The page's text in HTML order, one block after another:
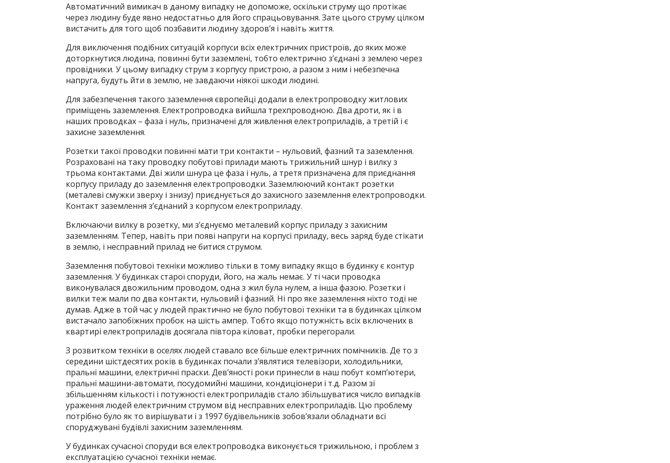
Автоматичний вимикач в даному випадку не допоможе, оскільки струму що протікає
через людину буде явно недостатньо для його спрацьовування. Зате цього струму цілком
вистачить для того щоб позбавити людину здоров’я і навіть життя.
Для виключення подібних ситуацій корпуси всіх електричних пристроїв, до яких може
доторкнутися людина, повинні бути заземлені, тобто електрично з’єднані з землею через
провідники. У цьому випадку струм з корпусу пристрою, а разом з ним і небезпечна
напруга, будуть йти в землю, не завдаючи ніякої шкоди людині.
Для забезпечення такого заземлення європейці додали в електропроводку житлових
приміщень заземлення. Електропроводка вийшла трехпроводною. Два дроти, як і в
наших проводках – фаза і нуль, призначені для живлення електроприладів, а третій і є
захисне заземлення.
Розетки такої проводки повинні мати три контакти – нульовий, фазний та заземлення.
Розраховані на таку проводку побутові прилади мають трижильний шнур і вилку з
трьома контактами. Дві жили шнура це фаза і нуль, а третя призначена для приєднання
корпусу приладу до заземлення електропроводки. Заземлюючий контакт розетки
(металеві смужки зверху і знизу) приєднується до захисного заземлення електропроводки.
Контакт заземлення з’єднаний з корпусом електроприладу.
Включаючи вилку в розетку, ми з’єднуємо металевий корпус приладу з захисним
заземленням. Тепер, навіть при появі напруги на корпусі приладу, весь заряд буде стікати
в землю, і несправний прилад не битися струмом.
Заземлення побутової техніки можливо тільки в тому випадку якщо в будинку є контур
заземлення. У будинках старої споруди, його, на жаль немає. У ті часи проводка
виконувалася двожильним проводом, одна з жил була нулем, а інша фазою. Розетки і
вилки теж мали по два контакти, нульовий і фазний. Ні про яке заземлення ніхто тоді не
думав. Адже в той час у людей практично не було побутової техніки та в будинках цілком
вистачало запобіжних пробок на шість ампер. Тобто якщо потужність всіх включених в
квартирі електроприладів досягала півтора кіловат, пробки перегорали.
З розвитком техніки в оселях людей ставало все більше електричних помічників. Де то з
середини шістдесятих років в будинках почали з’являтися телевізори, холодильники,
пральні машини, електричні праски. Дев’яності роки принесли в наш побут комп’ютери,
пральні машини-автомати, посудомийні машини, кондиціонери і т.д. Разом зі
збільшенням кількості і потужності електроприладів стало збільшуватися число випадків
ураження людей електричним струмом від несправних електроприладів. Цю проблему
потрібно було як то вирішувати і з 1997 будівельників зобов’язали обладнати всі
споруджувані будівлі захисним заземленням.
У будинках сучасної споруди вся електропроводка виконується трижильною, і проблем з
експлуатацією сучасної техніки немає.